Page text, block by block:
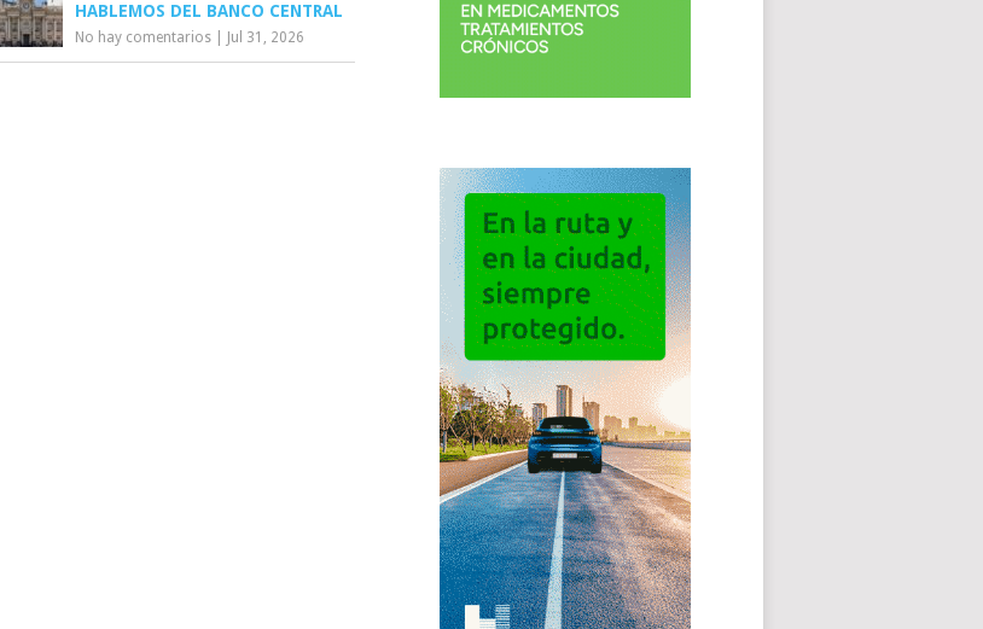
HABLEMOS DEL BANCO CENTRAL
No hay comentarios Jul 31, 2026